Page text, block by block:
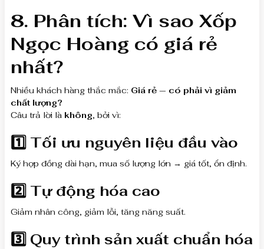
8. Phân tích: Vì sao Xốp
Ngọc Hoàng có giá rẻ
nhất?
Nhiều khách hàng thắc mắc: Giá rẻ — có phải vì giảm
chất lượng?
Câu trả lời là không, bởi vì:
1️⃣ Tối ưu nguyên liệu đầu vào
Ký hợp đồng dài hạn, mua số lượng lớn → giá tốt, ổn định.
2️⃣ Tự động hóa cao
Giảm nhân công, giảm lỗi, tăng năng suất.
3️⃣ Quy trình sản xuất chuẩn hóa